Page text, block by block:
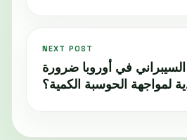
NEXT POST
السيبراني في أوروبا ضرورة
لمواجهة الحوسبة الكمية؟